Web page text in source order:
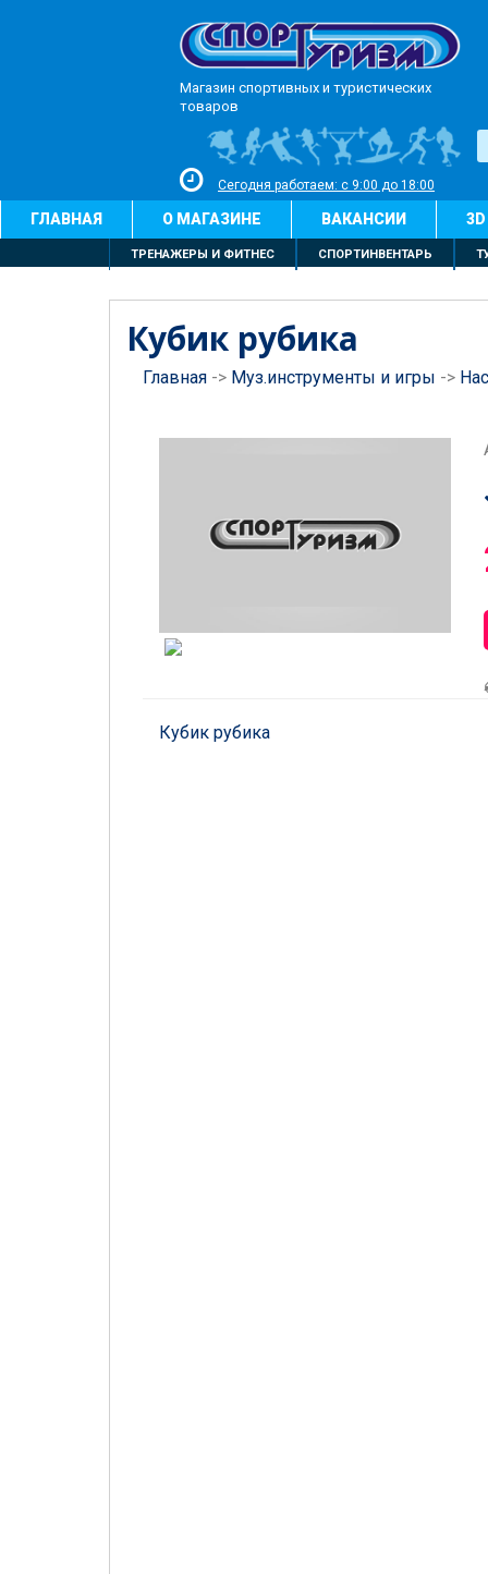
Магазин спортивных и туристических
товаров
Сегодня работаем: с 9:00 до 18:00
ГЛАВНАЯ О МАГАЗИНЕ ВАКАНСИИ
ТРЕНАЖЕРЫ И ФИТНЕС СПОРТИНВЕНТАРЬ
Кубик рубика
Главная -> Муз.инструменты и игры ->
Кубик рубика